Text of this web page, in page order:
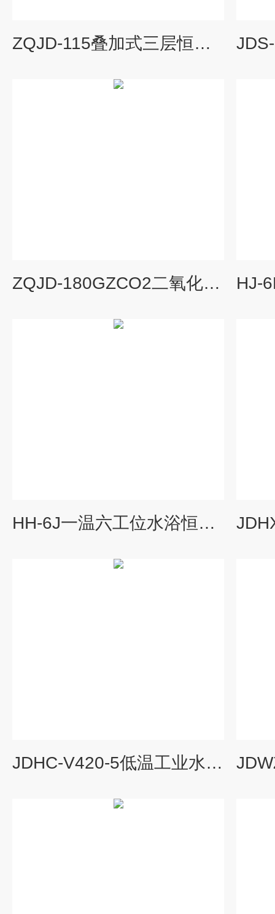
ZQJD-115叠加式三层恒温摇床
ZQJD-180GZCO2二氧化碳光照恒温摇床
HH-6J一温六工位水浴恒温搅拌器
JDHC-V420-5低温工业水浴槽